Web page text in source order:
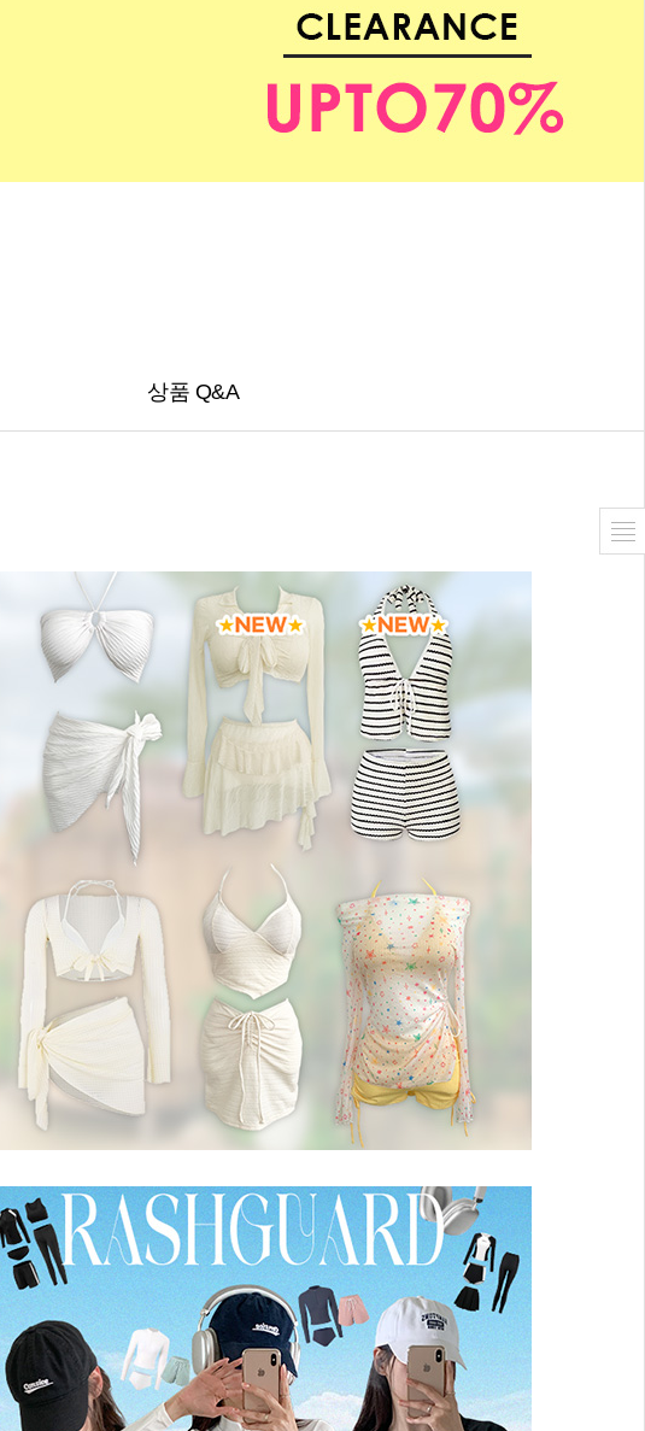
상품 Q&A